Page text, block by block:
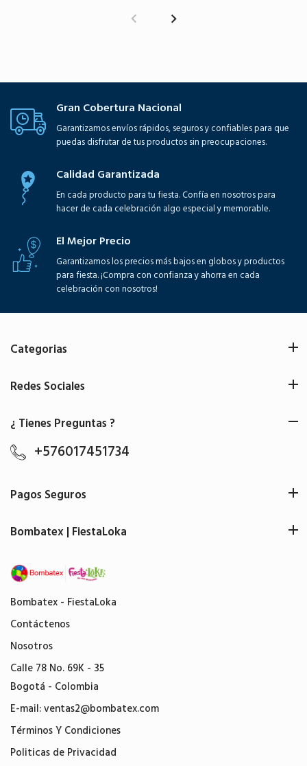
Gran Cobertura Nacional
Garantizamos envíos rápidos, seguros y confiables para que
puedas disfrutar de tus productos sin preocupaciones.
Calidad Garantizada
En cada producto para tu fiesta. Confía en nosotros para
hacer de cada celebración algo especial y memorable.
El Mejor Precio
Garantizamos los precios más bajos en globos y productos
para fiesta. ¡Compra con confianza y ahorra en cada
celebración con nosotros!
Bombatex - FiestaLoka
Contáctenos
Nosotros
Calle 78 No. 69K - 35
Bogotá - Colombia
E-mail:ventas2@bombatex.com
Términos Y Condiciones
Politicas de Privacidad
Categorias
Redes Sociales
¿ Tienes Preguntas ?
+576017451734
Pagos Seguros
Bombatex | FiestaLoka